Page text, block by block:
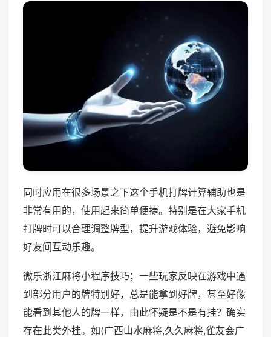
同时应用在很多场景之下这个手机打牌计算辅助也是
非常有用的，使用起来简单便捷。特别是在大家手机
打牌时可以合理调整牌型，提升游戏体验，避免影响
好友间互动乐趣。
微乐浙江麻将小程序技巧；一些玩家反映在游戏中遇
到部分用户的牌特别好，总是能拿到好牌，甚至好像
能看到其他人的牌一样，由此怀疑是不是有挂？确实
存在此类外挂。如(广西山水麻将,久久麻将,雀友会广